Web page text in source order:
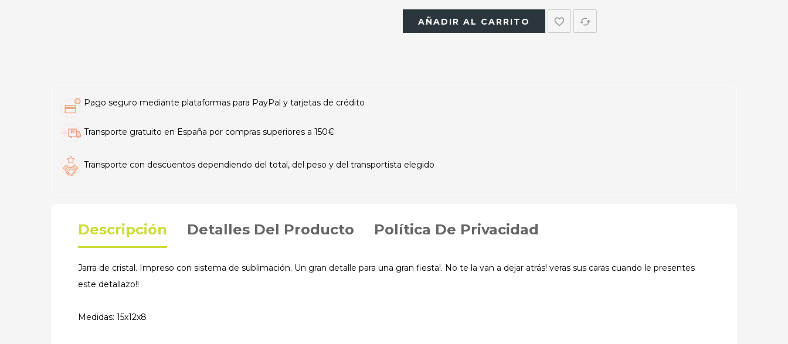
AÑADIR AL CARRITO favorite_border cached
Pago seguro mediante plataformas para PayPal y tarjetas de crédito
Transporte gratuito en España por compras superiores a 150€
Transporte con descuentos dependiendo del total, del peso y del transportista elegido
Descripción Detalles Del Producto Política De Privacidad
Jarra de cristal. Impreso con sistema de sublimación. Un gran detalle para una gran fiesta!. No te la van a dejar atrás! veras sus caras cuando le presentes
este detallazo!!
Medidas: 15x12x8